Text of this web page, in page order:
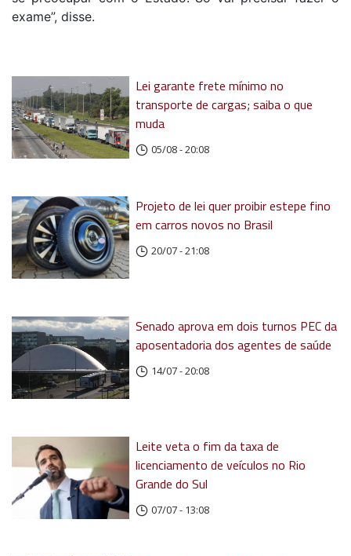
exame”, disse.
Lei garante frete mínimo no
transporte de cargas; saiba o que
muda
05/08 - 20:08
Projeto de lei quer proibir estepe fino
em carros novos no Brasil
20/07 - 21:08
Senado aprova em dois turnos PEC da
aposentadoria dos agentes de saúde
14/07 - 20:08
Leite veta o fim da taxa de
licenciamento de veículos no Rio
Grande do Sul
07/07 - 13:08